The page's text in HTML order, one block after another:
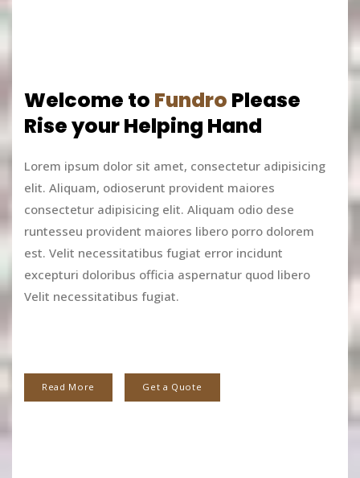
Welcome to Fundro Please
Rise your Helping Hand
Lorem ipsum dolor sit amet, consectetur adipisicing
elit. Aliquam, odioserunt provident maiores
consectetur adipisicing elit. Aliquam odio dese
runtesseu provident maiores libero porro dolorem
est. Velit necessitatibus fugiat error incidunt
excepturi doloribus officia aspernatur quod libero
Velit necessitatibus fugiat.
Read More Get a Quote